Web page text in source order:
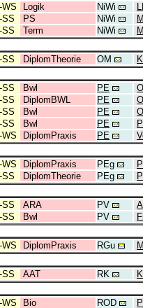
WS Logik NiWi
SS PS NiWi
SS Term NiWi
SS DiplomTheorie OM
SS Bwl PE
SS DiplomBWL PE
SS Bwl PE
SS Bwl PE
WS DiplomPraxis PE
WS DiplomPraxis PEg
SS DiplomTheorie PEg
SS ARA PV
SS Bwl PV
WS DiplomPraxis RGu
SS AAT RK
WS Bio ROD